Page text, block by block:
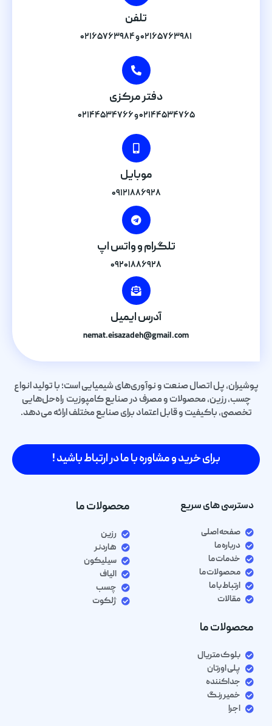
تلفن
۰۲۱۶۵۷۶۳۹۸۱ و ۰۲۱۶۵۷۶۳۹۸۴
دفتر مرکزی
۰۲۱۴۴۵۳۴۷۶۵ و ۰۲۱۴۴۵۳۴۷۶۶
موبایل
۰۹۱۲۱۸۸۶۹۲۸
تلگرام و واتس اپ
۰۹۲۰۱۸۸۶۹۲۸
آدرس ایمیل
nemat.eisazadeh@gmail.com
پوشیران، پل اتصال صنعت و نوآوری‌های شیمیایی است؛ با تولید انواع
چسب، رزین، محصولات و مصرف در صنایع کامپوزیت راه‌حل‌هایی
تخصصی، باکیفیت و قابل اعتماد برای صنایع مختلف ارائه می‌دهد.
برای خرید و مشاوره با ما در ارتباط باشید !
دسترسی های سریع
صفحه اصلی
درباره ما
خدمات ما
محصولات ما
ارتباط با ما
مقالات
محصولات ما
رزین
هاردنر
سیلیکون
الیاف
چسب
ژلکوت
محصولات ما
بلوک متریال
پلی اورتان
جداکننده
خمیر رنگ
اجرا